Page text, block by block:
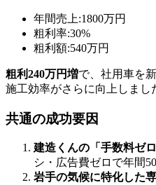
年間売上:1800万円
粗利率:30%
粗利額:540万円
粗利240万円増で、社用車を
施工効率がさらに向上しまし
共通の成功要因
建造くんの「手数料ゼ
シ・広告費ゼロで年間
岩手の気候に特化した